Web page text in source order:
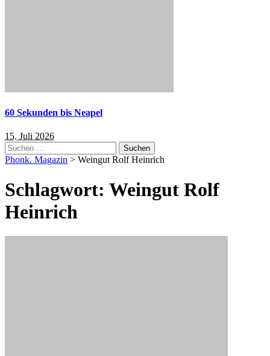
60 Sekunden bis Neapel
15. Juli 2026
Suchen
nach:
Phonk. Magazin > Weingut Rolf Heinrich
Schlagwort: Weingut Rolf
Heinrich